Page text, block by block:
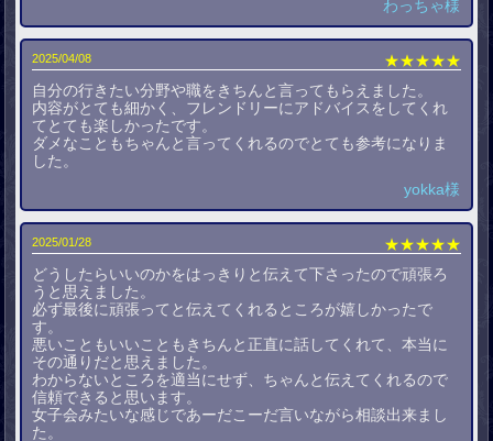
わっちゃ様
2025/04/08
★★★★★
自分の行きたい分野や職をきちんと言ってもらえました。
内容がとても細かく、フレンドリーにアドバイスをしてくれ
てとても楽しかったです。
ダメなこともちゃんと言ってくれるのでとても参考になりま
した。
yokka様
2025/01/28
★★★★★
どうしたらいいのかをはっきりと伝えて下さったので頑張ろ
うと思えました。
必ず最後に頑張ってと伝えてくれるところが嬉しかったで
す。
悪いこともいいこともきちんと正直に話してくれて、本当に
その通りだと思えました。
わからないところを適当にせず、ちゃんと伝えてくれるので
信頼できると思います。
女子会みたいな感じであーだこーだ言いながら相談出来まし
た。